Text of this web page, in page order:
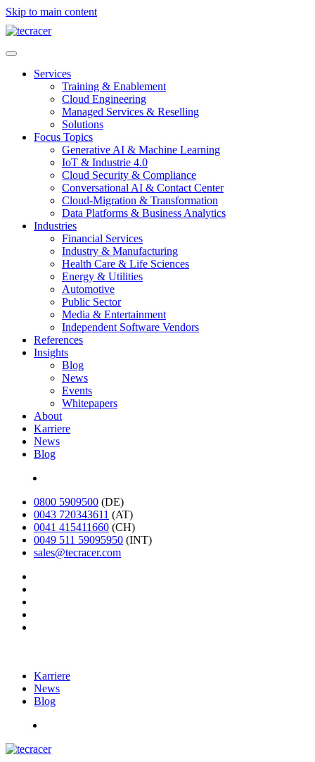
Skip to main content
Services
Training & Enablement
Cloud Engineering
Managed Services & Reselling
Solutions
Focus Topics
Generative AI & Machine Learning
IoT & Industrie 4.0
Cloud Security & Compliance
Conversational AI & Contact Center
Cloud-Migration & Transformation
Data Platforms & Business Analytics
Industries
Financial Services
Industry & Manufacturing
Health Care & Life Sciences
Energy & Utilities
Automotive
Public Sector
Media & Entertainment
Independent Software Vendors
References
Insights
Blog
News
Events
Whitepapers
About
Karriere
News
Blog
0800 5909500 (DE)
0043 720343611 (AT)
0041 415411660 (CH)
0049 511 59095950 (INT)
sales@tecracer.com
Karriere
News
Blog